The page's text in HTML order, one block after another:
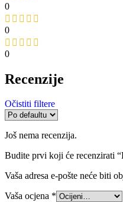
0
0
0
Recenzije
Očistiti filtere
Još nema recenzija.
Budite prvi koji će recenzirati
Vaša adresa e-pošte neće biti
Vaša ocjena *